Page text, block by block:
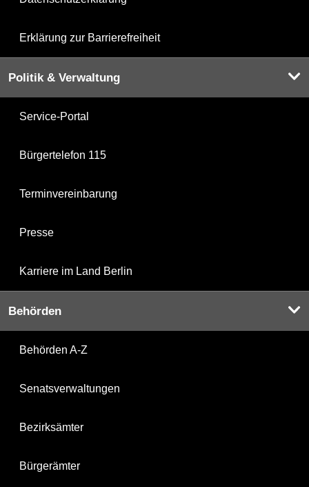
Erklärung zur Barrierefreiheit
Politik & Verwaltung
Service-Portal
Bürgertelefon 115
Terminvereinbarung
Presse
Karriere im Land Berlin
Behörden
Behörden A-Z
Senatsverwaltungen
Bezirksämter
Bürgerämter